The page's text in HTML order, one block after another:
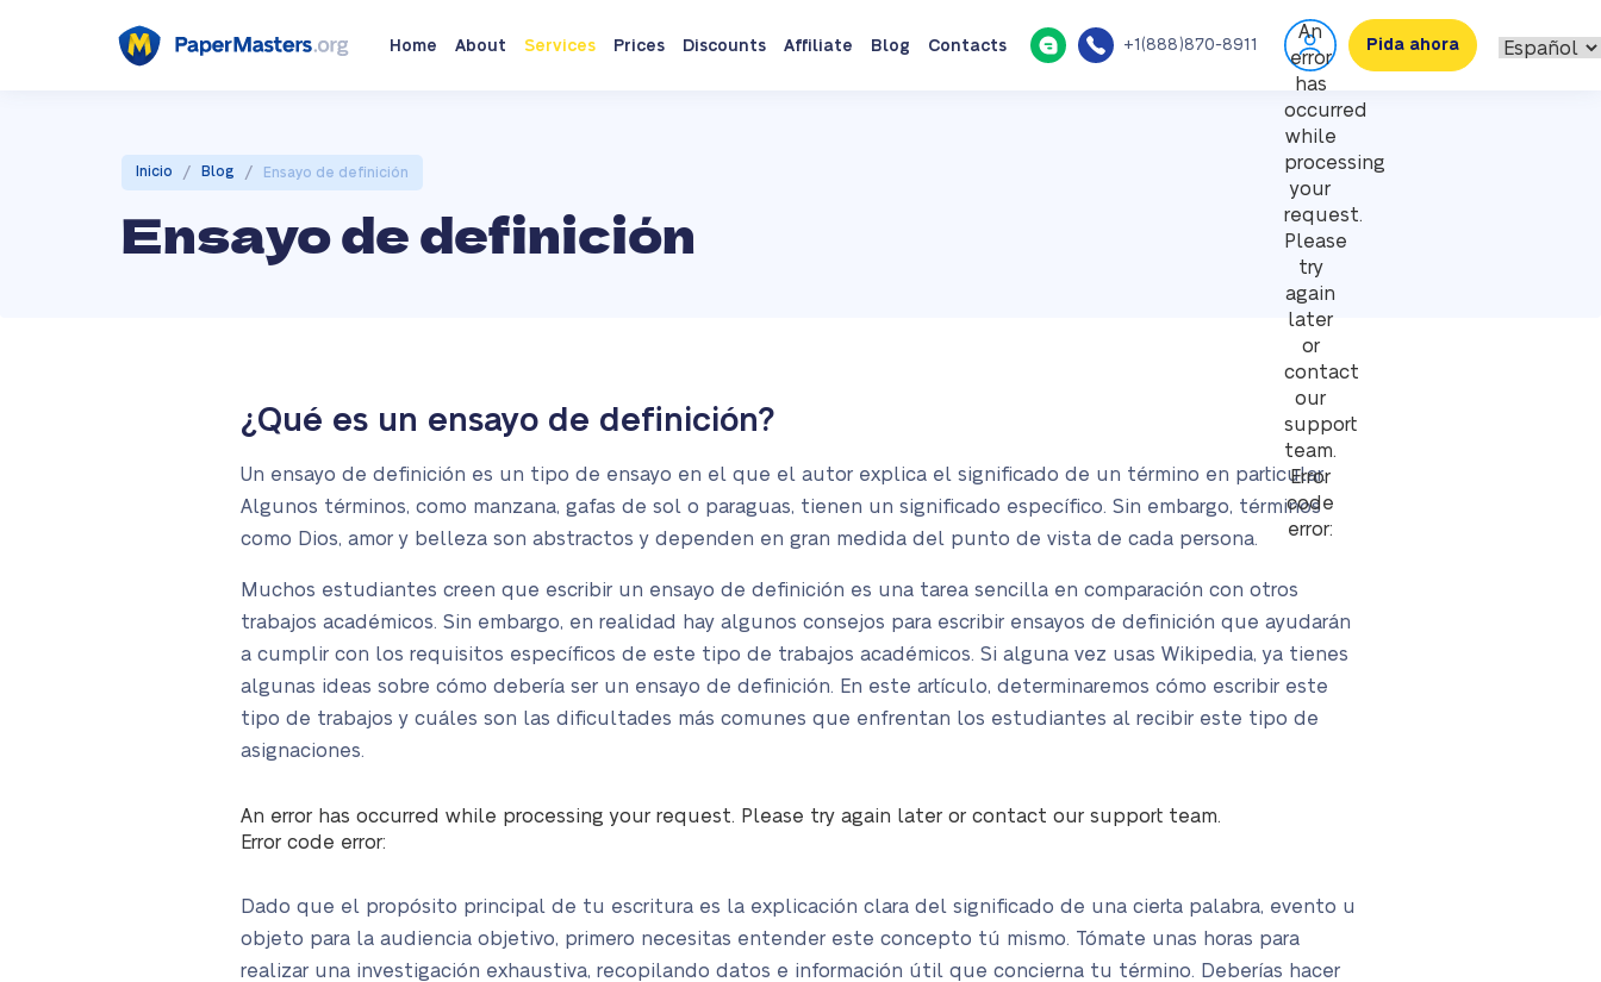
Home About Services Prices Discounts Affiliate Blog Contacts +1(888)870-8911
An
error
has
occurred
while
processing
your
request.
Please
try
again
later
or
contact
our
support
team.
Error
code
error:
Pida ahora
Inicio / Blog / Ensayo de definición
Ensayo de definición
¿Qué es un ensayo de definición?
Un ensayo de definición es un tipo de ensayo en el que el autor explica el significado de un término en particular.
Algunos términos, como manzana, gafas de sol o paraguas, tienen un significado específico. Sin embargo, términos
como Dios, amor y belleza son abstractos y dependen en gran medida del punto de vista de cada persona.
Muchos estudiantes creen que escribir un ensayo de definición es una tarea sencilla en comparación con otros
trabajos académicos. Sin embargo, en realidad hay algunos consejos para escribir ensayos de definición que ayudarán
a cumplir con los requisitos específicos de este tipo de trabajos académicos. Si alguna vez usas Wikipedia, ya tienes
algunas ideas sobre cómo debería ser un ensayo de definición. En este artículo, determinaremos cómo escribir este
tipo de trabajos y cuáles son las dificultades más comunes que enfrentan los estudiantes al recibir este tipo de
asignaciones.
An error has occurred while processing your request. Please try again later or contact our support team.
Error code error:
Dado que el propósito principal de tu escritura es la explicación clara del significado de una cierta palabra, evento u
objeto para la audiencia objetivo, primero necesitas entender este concepto tú mismo. Tómate unas horas para
realizar una investigación exhaustiva, recopilando datos e información útil que concierna tu término. Deberías hacer